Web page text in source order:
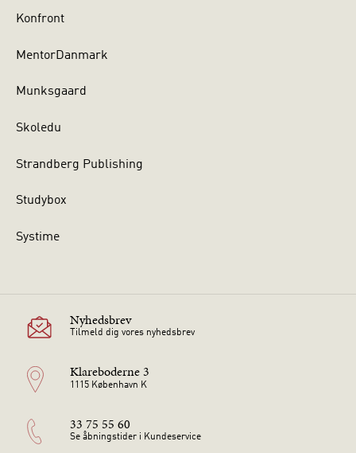
Konfront
MentorDanmark
Munksgaard
Skoledu
Strandberg Publishing
Studybox
Systime
Nyhedsbrev
Tilmeld dig vores nyhedsbrev
Klareboderne 3
1115 København K
33 75 55 60
Se åbningstider i Kundeservice